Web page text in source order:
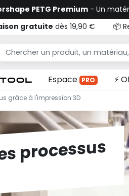
PETG Premium - Un
gratuite dès 19,90 € 📦
Espace PRO ⚡
grâce à l'impression 3D
processus